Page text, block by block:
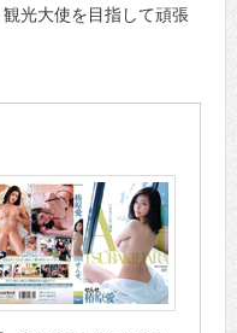
光大使を目指して頑張